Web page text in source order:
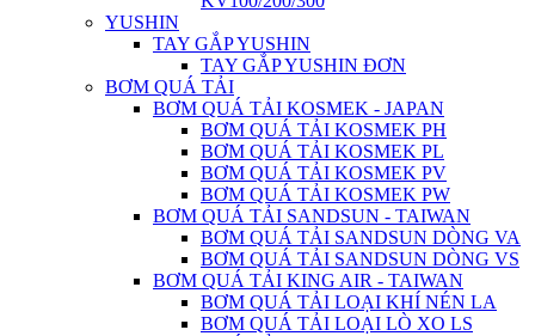
YUSHIN
TAY GẮP YUSHIN
TAY GẮP YUSHIN ĐƠN
BƠM QUÁ TẢI
BƠM QUÁ TẢI KOSMEK - JAPAN
BƠM QUÁ TẢI KOSMEK PH
BƠM QUÁ TẢI KOSMEK PL
BƠM QUÁ TẢI KOSMEK PV
BƠM QUÁ TẢI KOSMEK PW
BƠM QUÁ TẢI SANDSUN - TAIWAN
BƠM QUÁ TẢI SANDSUN DÒNG VA
BƠM QUÁ TẢI SANDSUN DÒNG VS
BƠM QUÁ TẢI KING AIR - TAIWAN
BƠM QUÁ TẢI LOẠI KHÍ NÉN LA
BƠM QUÁ TẢI LOẠI LÒ XO LS